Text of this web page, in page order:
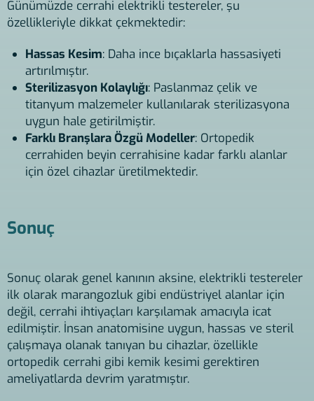
Günümüzde cerrahi elektrikli testereler, şu
özellikleriyle dikkat çekmektedir:
Hassas Kesim: Daha ince bıçaklarla hassasiyeti
artırılmıştır.
Sterilizasyon Kolaylığı: Paslanmaz çelik ve
titanyum malzemeler kullanılarak sterilizasyona
uygun hale getirilmiştir.
Farklı Branşlara Özgü Modeller: Ortopedik
cerrahiden beyin cerrahisine kadar farklı alanlar
için özel cihazlar üretilmektedir.
Sonuç
Sonuç olarak genel kanının aksine, elektrikli testereler
ilk olarak marangozluk gibi endüstriyel alanlar için
değil, cerrahi ihtiyaçları karşılamak amacıyla icat
edilmiştir. İnsan anatomisine uygun, hassas ve steril
çalışmaya olanak tanıyan bu cihazlar, özellikle
ortopedik cerrahi gibi kemik kesimi gerektiren
ameliyatlarda devrim yaratmıştır.